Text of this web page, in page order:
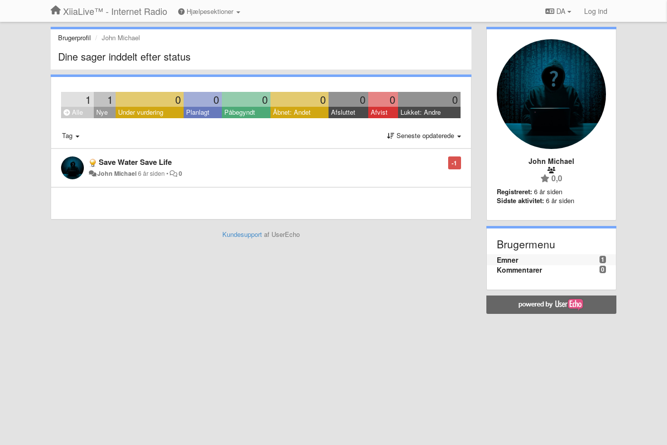
XiiaLive™ - Internet Radio Hjælpesektioner DA Log ind
Brugerprofil John Michael
Dine sager inddelt efter status
1 1 0 0 0 0 0 0 0
Alle Nye Under vurdering Planlagt Påbegyndt Åbnet: Andet Afsluttet Afvist Lukket: Andre
Tag Seneste opdaterede
-1
Save Water Save Life
John Michael6 år siden • 0
Kundesupportaf UserEcho
John Michael
0,0
Registreret: 6 år siden
Sidste aktivitet: 6 år siden
Brugermenu
1
Emner
0
Kommentarer